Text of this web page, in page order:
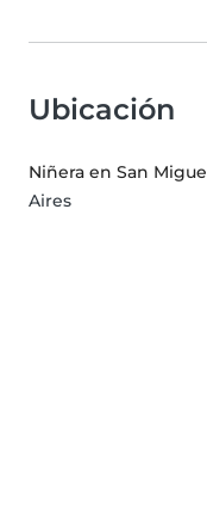
Ubicación
Niñera en San
Aires